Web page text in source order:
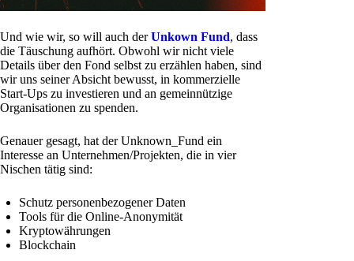
Und wie wir, so will auch derUnkown Fund, dass
die Täuschung aufhört. Obwohl wir nicht viele
Details über den Fond selbst zu erzählen haben, sind
wir uns seiner Absicht bewusst, in kommerzielle
Start-Ups zu investieren und an gemeinnützige
Organisationen zu spenden.
Genauer gesagt, hat der Unknown_Fund ein
Interesse an Unternehmen/Projekten, die in vier
Nischen tätig sind:
Schutz personenbezogener Daten
Tools für die Online-Anonymität
Kryptowährungen
Blockchain